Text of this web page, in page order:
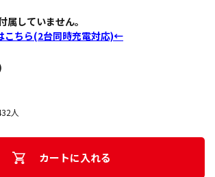
していません。
こちら(2台同時充電対応)←
人
カートに入れる